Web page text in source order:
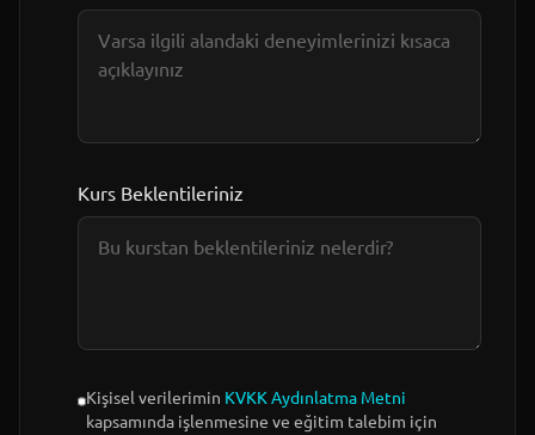
Kurs Beklentileriniz
Kişisel verilerimin KVKK Aydınlatma Metni
kapsamında işlenmesine ve eğitim talebim için